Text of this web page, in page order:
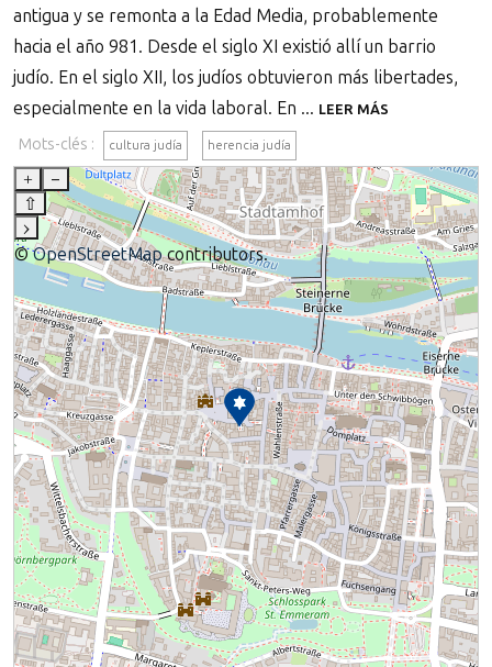
antigua y se remonta a la Edad Media, probablemente
hacia el año 981. Desde el siglo XI existió allí un barrio
judío. En el siglo XII, los judíos obtuvieron más libertades,
especialmente en la vida laboral. En ... LEER MÁS
Mots-clés : cultura judía herencia judía
+
–
⇧
›
©OpenStreetMapcontributors.